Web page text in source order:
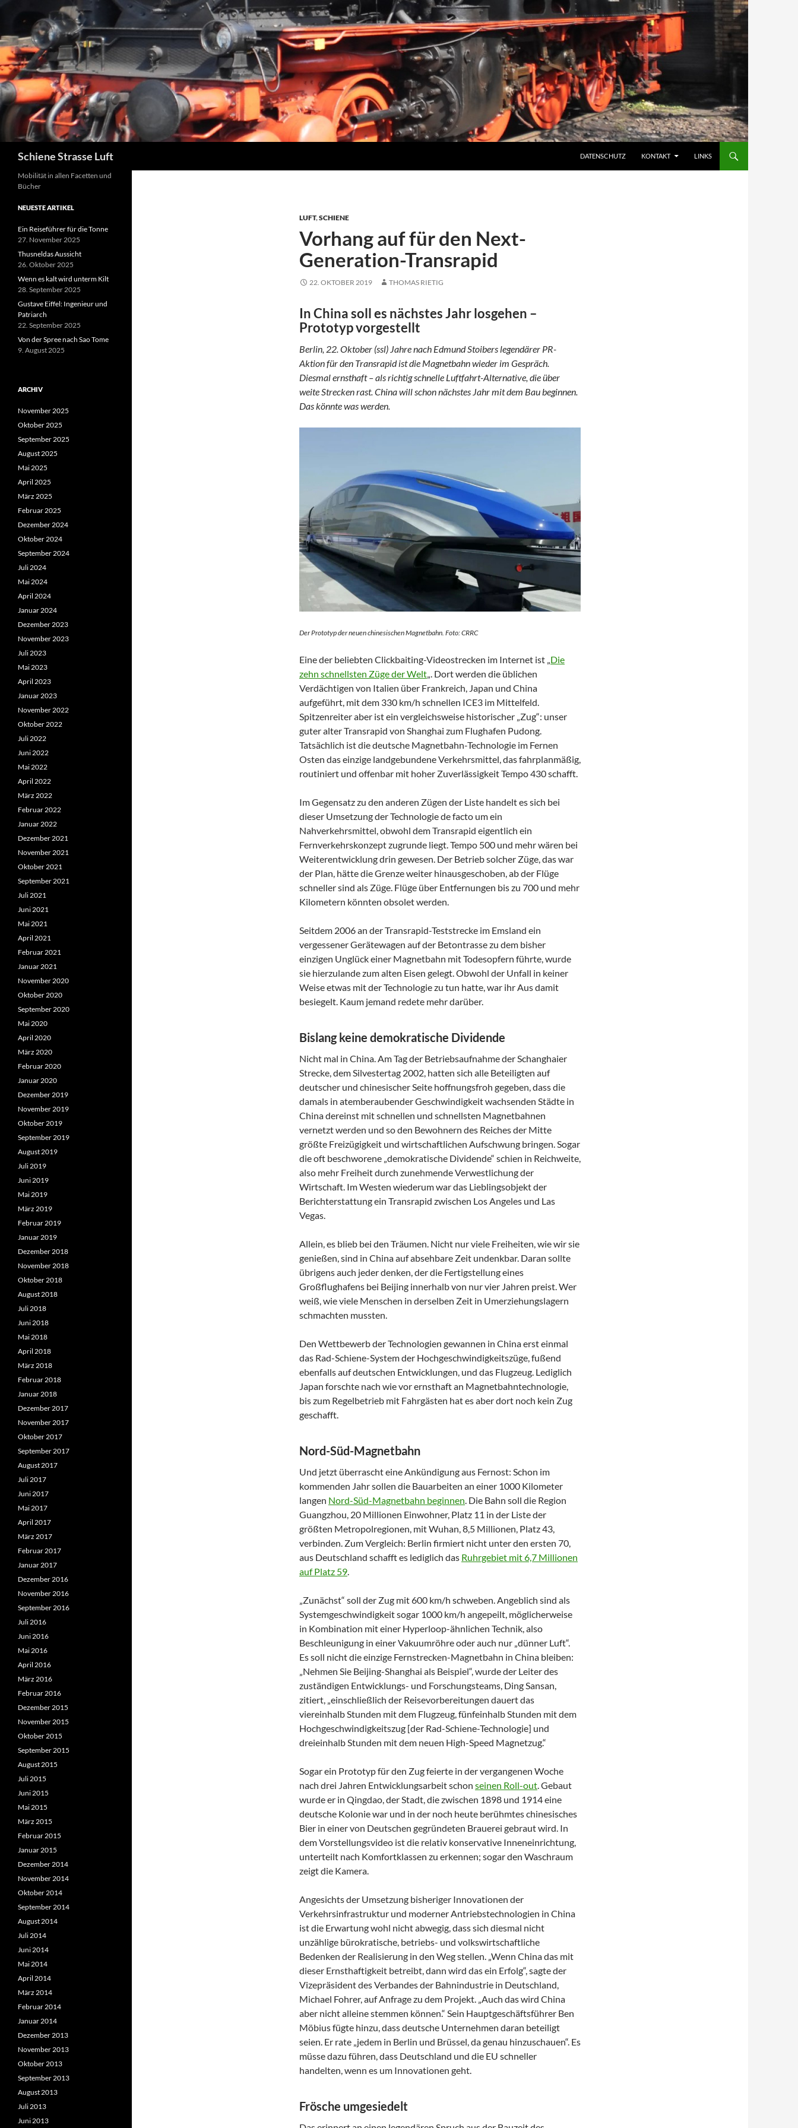
Zum
Inhalt
springen
Schiene Strasse Luft DATENSCHUTZ KONTAKT LINKS
LUFT,SCHIENE
Vorhang auf für den Next-
Generation-Transrapid
22. OKTOBER 2019 THOMAS RIETIG
In China soll es nächstes Jahr losgehen –
Prototyp vorgestellt
Berlin, 22. Oktober (ssl) Jahre nach Edmund Stoibers legendärer PR-
Aktion für den Transrapid ist die Magnetbahn wieder im Gespräch.
Diesmal ernsthaft – als richtig schnelle Luftfahrt-Alternative, die über
weite Strecken rast. China will schon nächstes Jahr mit dem Bau beginnen.
Das könnte was werden.
Der Prototyp der neuen chinesischen Magnetbahn. Foto: CRRC
Eine der beliebten Clickbaiting-Videostrecken im Internet ist „ Die
zehn schnellsten Züge der Welt „. Dort werden die üblichen
Verdächtigen von Italien über Frankreich, Japan und China
aufgeführt, mit dem 330 km/h schnellen ICE3 im Mittelfeld.
Spitzenreiter aber ist ein vergleichsweise historischer „Zug“: unser
guter alter Transrapid von Shanghai zum Flughafen Pudong.
Tatsächlich ist die deutsche Magnetbahn-Technologie im Fernen
Osten das einzige landgebundene Verkehrsmittel, das fahrplanmäßig,
routiniert und offenbar mit hoher Zuverlässigkeit Tempo 430 schafft.
Im Gegensatz zu den anderen Zügen der Liste handelt es sich bei
dieser Umsetzung der Technologie de facto um ein
Nahverkehrsmittel, obwohl dem Transrapid eigentlich ein
Fernverkehrskonzept zugrunde liegt. Tempo 500 und mehr wären bei
Weiterentwicklung drin gewesen. Der Betrieb solcher Züge, das war
der Plan, hätte die Grenze weiter hinausgeschoben, ab der Flüge
schneller sind als Züge. Flüge über Entfernungen bis zu 700 und mehr
Kilometern könnten obsolet werden.
Seitdem 2006 an der Transrapid-Teststrecke im Emsland ein
vergessener Gerätewagen auf der Betontrasse zu dem bisher
einzigen Unglück einer Magnetbahn mit Todesopfern führte, wurde
sie hierzulande zum alten Eisen gelegt. Obwohl der Unfall in keiner
Weise etwas mit der Technologie zu tun hatte, war ihr Aus damit
besiegelt. Kaum jemand redete mehr darüber.
Bislang keine demokratische Dividende
Nicht mal in China. Am Tag der Betriebsaufnahme der Schanghaier
Strecke, dem Silvestertag 2002, hatten sich alle Beteiligten auf
deutscher und chinesischer Seite hoffnungsfroh gegeben, dass die
damals in atemberaubender Geschwindigkeit wachsenden Städte in
China dereinst mit schnellen und schnellsten Magnetbahnen
vernetzt werden und so den Bewohnern des Reiches der Mitte
größte Freizügigkeit und wirtschaftlichen Aufschwung bringen. Sogar
die oft beschworene „demokratische Dividende“ schien in Reichweite,
also mehr Freiheit durch zunehmende Verwestlichung der
Wirtschaft. Im Westen wiederum war das Lieblingsobjekt der
Berichterstattung ein Transrapid zwischen Los Angeles und Las
Vegas.
Allein, es blieb bei den Träumen. Nicht nur viele Freiheiten, wie wir sie
genießen, sind in China auf absehbare Zeit undenkbar. Daran sollte
übrigens auch jeder denken, der die Fertigstellung eines
Großflughafens bei Beijing innerhalb von nur vier Jahren preist. Wer
weiß, wie viele Menschen in derselben Zeit in Umerziehungslagern
schmachten mussten.
Den Wettbewerb der Technologien gewannen in China erst einmal
das Rad-Schiene-System der Hochgeschwindigkeitszüge, fußend
ebenfalls auf deutschen Entwicklungen, und das Flugzeug. Lediglich
Japan forschte nach wie vor ernsthaft an Magnetbahntechnologie,
bis zum Regelbetrieb mit Fahrgästen hat es aber dort noch kein Zug
geschafft.
Nord-Süd-Magnetbahn
Und jetzt überrascht eine Ankündigung aus Fernost: Schon im
kommenden Jahr sollen die Bauarbeiten an einer 1000 Kilometer
langen Nord-Süd-Magnetbahn beginnen . Die Bahn soll die Region
Guangzhou, 20 Millionen Einwohner, Platz 11 in der Liste der
größten Metropolregionen, mit Wuhan, 8,5 Millionen, Platz 43,
verbinden. Zum Vergleich: Berlin firmiert nicht unter den ersten 70,
aus Deutschland schafft es lediglich das Ruhrgebiet mit 6,7 Millionen
auf Platz 59
„Zunächst“ soll der Zug mit 600 km/h schweben. Angeblich sind als
Systemgeschwindigkeit sogar 1000 km/h angepeilt, möglicherweise
in Kombination mit einer Hyperloop-ähnlichen Technik, also
Beschleunigung in einer Vakuumröhre oder auch nur „dünner Luft“.
Es soll nicht die einzige Fernstrecken-Magnetbahn in China bleiben:
„Nehmen Sie Beijing-Shanghai als Beispiel“, wurde der Leiter des
zuständigen Entwicklungs- und Forschungsteams, Ding Sansan,
zitiert, „einschließlich der Reisevorbereitungen dauert das
viereinhalb Stunden mit dem Flugzeug, fünfeinhalb Stunden mit dem
Hochgeschwindigkeitszug [der Rad-Schiene-Technologie] und
dreieinhalb Stunden mit dem neuen High-Speed Magnetzug.“
Sogar ein Prototyp für den Zug feierte in der vergangenen Woche
nach drei Jahren Entwicklungsarbeit schon seinen Roll-out . Gebaut
wurde er in Qingdao, der Stadt, die zwischen 1898 und 1914 eine
deutsche Kolonie war und in der noch heute berühmtes chinesisches
Bier in einer von Deutschen gegründeten Brauerei gebraut wird. In
dem Vorstellungsvideo ist die relativ konservative Inneneinrichtung,
unterteilt nach Komfortklassen zu erkennen; sogar den Waschraum
zeigt die Kamera.
Angesichts der Umsetzung bisheriger Innovationen der
Verkehrsinfrastruktur und moderner Antriebstechnologien in China
ist die Erwartung wohl nicht abwegig, dass sich diesmal nicht
unzählige bürokratische, betriebs- und volkswirtschaftliche
Bedenken der Realisierung in den Weg stellen. „Wenn China das mit
dieser Ernsthaftigkeit betreibt, dann wird das ein Erfolg“, sagte der
Vizepräsident des Verbandes der Bahnindustrie in Deutschland,
Michael Fohrer, auf Anfrage zu dem Projekt. „Auch das wird China
aber nicht alleine stemmen können.“ Sein Hauptgeschäftsführer Ben
Möbius fügte hinzu, dass deutsche Unternehmen daran beteiligt
seien. Er rate „jedem in Berlin und Brüssel, da genau hinzuschauen“. Es
müsse dazu führen, dass Deutschland und die EU schneller
handelten, wenn es um Innovationen geht.
Frösche umgesiedelt
Mobilität in allen Facetten und
Bücher
NEUESTE ARTIKEL
Ein Reiseführer für die Tonne
27. November 2025
Thusneldas Aussicht
26. Oktober 2025
Wenn es kalt wird unterm Kilt
28. September 2025
Gustave Eiffel: Ingenieur und
Patriarch
22. September 2025
Von der Spree nach Sao Tome
9. August 2025
ARCHIV
November 2025
Oktober 2025
September 2025
August 2025
Mai 2025
April 2025
März 2025
Februar 2025
Dezember 2024
Oktober 2024
September 2024
Juli 2024
Mai 2024
April 2024
Januar 2024
Dezember 2023
November 2023
Juli 2023
Mai 2023
April 2023
Januar 2023
November 2022
Oktober 2022
Juli 2022
Juni 2022
Mai 2022
April 2022
März 2022
Februar 2022
Januar 2022
Dezember 2021
November 2021
Oktober 2021
September 2021
Juli 2021
Juni 2021
Mai 2021
April 2021
Februar 2021
Januar 2021
November 2020
Oktober 2020
September 2020
Mai 2020
April 2020
März 2020
Februar 2020
Januar 2020
Dezember 2019
November 2019
Oktober 2019
September 2019
August 2019
Juli 2019
Juni 2019
Mai 2019
März 2019
Februar 2019
Januar 2019
Dezember 2018
November 2018
Oktober 2018
August 2018
Juli 2018
Juni 2018
Mai 2018
April 2018
März 2018
Februar 2018
Januar 2018
Dezember 2017
November 2017
Oktober 2017
September 2017
August 2017
Juli 2017
Juni 2017
Mai 2017
April 2017
März 2017
Februar 2017
Januar 2017
Dezember 2016
November 2016
September 2016
Juli 2016
Juni 2016
Mai 2016
April 2016
März 2016
Februar 2016
Dezember 2015
November 2015
Oktober 2015
September 2015
August 2015
Juli 2015
Juni 2015
Mai 2015
März 2015
Februar 2015
Januar 2015
Dezember 2014
November 2014
Oktober 2014
September 2014
August 2014
Juli 2014
Juni 2014
Mai 2014
April 2014
März 2014
Februar 2014
Januar 2014
Dezember 2013
November 2013
Oktober 2013
September 2013
August 2013
Juli 2013
Juni 2013